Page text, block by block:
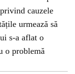
cauzele
urmează să
s-a aflat o
o problemă